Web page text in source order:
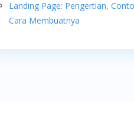
Landing Page: Pengertian,
Cara Membuatnya